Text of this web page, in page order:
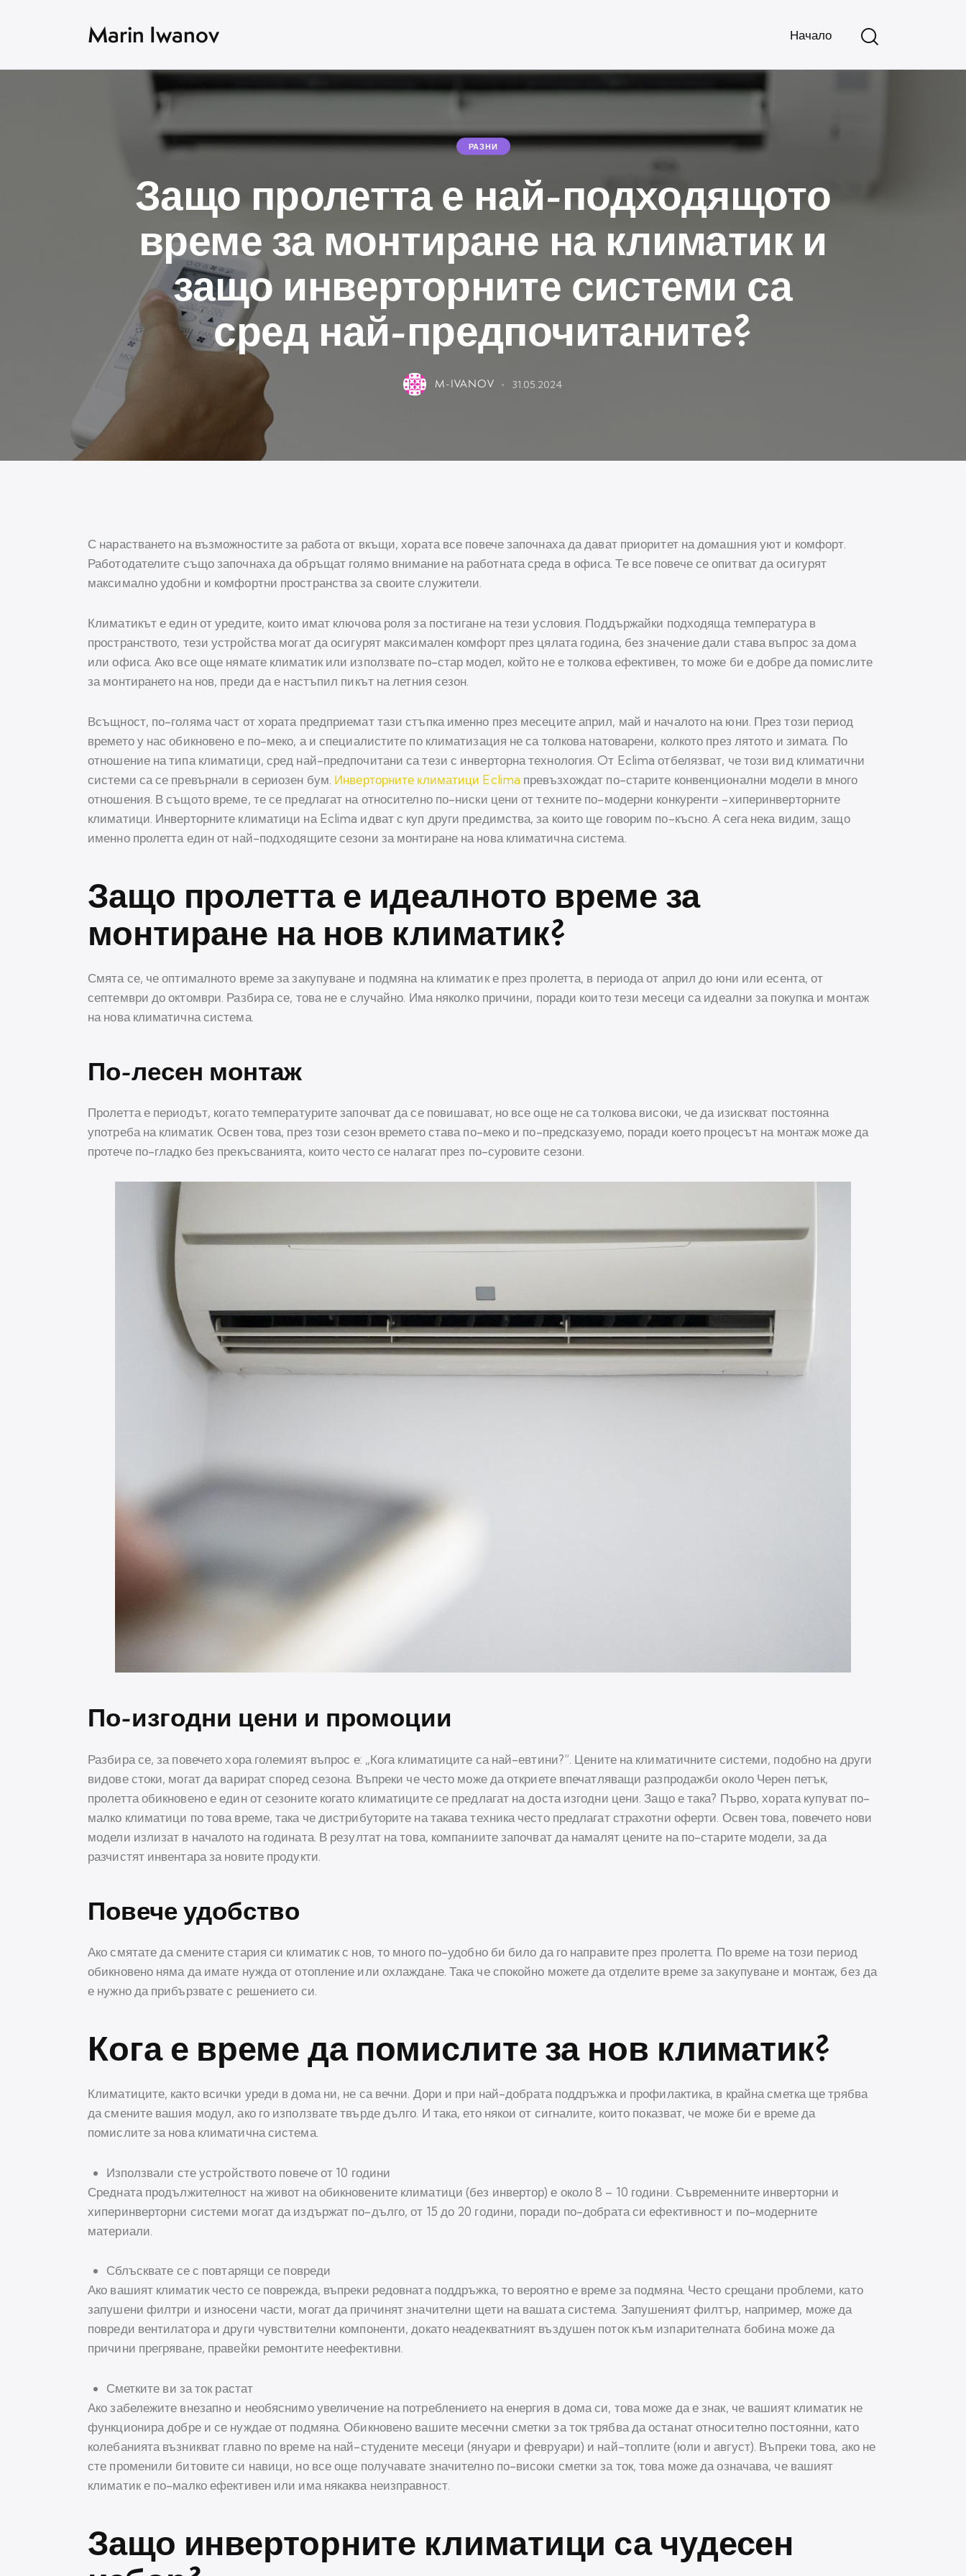
Marin Iwanov Начало
РАЗНИ
Защо пролетта е най-подходящото
време за монтиране на климатик и
защо инверторните системи са
сред най-предпочитаните?
M-IVANOV 31.05.2024
С нарастването на възможностите за работа от вкъщи, хората все повече започнаха да дават приоритет на домашния уют и комфорт.
Работодателите също започнаха да обръщат голямо внимание на работната среда в офиса. Те все повече се опитват да осигурят
максимално удобни и комфортни пространства за своите служители.
Климатикът е един от уредите, които имат ключова роля за постигане на тези условия. Поддържайки подходяща температура в
пространството, тези устройства могат да осигурят максимален комфорт през цялата година, без значение дали става въпрос за дома
или офиса. Ако все още нямате климатик или използвате по-стар модел, който не е толкова ефективен, то може би е добре да помислите
за монтирането на нов, преди да е настъпил пикът на летния сезон.
Всъщност, по-голяма част от хората предприемат тази стъпка именно през месеците април, май и началото на юни. През този период
времето у нас обикновено е по-меко, а и специалистите по климатизация не са толкова натоварени, колкото през лятото и зимата. По
отношение на типа климатици, сред най-предпочитани са тези с инверторна технология. Oт Eclima отбелязват, че този вид климатични
системи са се превърнали в сериозен бум. Инверторните климатици Eclima превъзхождат по-старите конвенционални модели в много
отношения. В същото време, те се предлагат на относително по-ниски цени от техните по-модерни конкуренти -хиперинверторните
климатици. Инверторните климатици на Eclima идват с куп други предимства, за които ще говорим по-късно. А сега нека видим, защо
именно пролетта един от най-подходящите сезони за монтиране на нова климатична система.
Защо пролетта е идеалното време за
монтиране на нов климатик?
Смята се, че оптималното време за закупуване и подмяна на климатик е през пролетта, в периода от април до юни или есента, от
септември до октомври. Разбира се, това не е случайно. Има няколко причини, поради които тези месеци са идеални за покупка и монтаж
на нова климатична система.
По-лесен монтаж
Пролетта е периодът, когато температурите започват да се повишават, но все още не са толкова високи, че да изискват постоянна
употреба на климатик. Освен това, през този сезон времето става по-меко и по-предсказуемо, поради което процесът на монтаж може да
протече по-гладко без прекъсванията, които често се налагат през по-суровите сезони.
По-изгодни цени и промоции
Разбира се, за повечето хора големият въпрос е: „Кога климатиците са най-евтини?“. Цените на климатичните системи, подобно на други
видове стоки, могат да варират според сезона. Въпреки че често може да откриете впечатляващи разпродажби около Черен петък,
пролетта обикновено е един от сезоните когато климатиците се предлагат на доста изгодни цени. Защо е така? Първо, хората купуват по-
малко климатици по това време, така че дистрибуторите на такава техника често предлагат страхотни оферти. Освен това, повечето нови
модели излизат в началото на годината. В резултат на това, компаниите започват да намалят цените на по-старите модели, за да
разчистят инвентара за новите продукти.
Повече удобство
Ако смятате да смените стария си климатик с нов, то много по-удобно би било да го направите през пролетта. По време на този период
обикновено няма да имате нужда от отопление или охлаждане. Така че спокойно можете да отделите време за закупуване и монтаж, без да
е нужно да прибързвате с решението си.
Кога е време да помислите за нов климатик?
Климатиците, както всички уреди в дома ни, не са вечни. Дори и при най-добрата поддръжка и профилактика, в крайна сметка ще трябва
да смените вашия модул, ако го използвате твърде дълго. И така, ето някои от сигналите, които показват, че може би е време да
помислите за нова климатична система.
Използвали сте устройството повече от 10 години
Средната продължителност на живот на обикновените климатици (без инвертор) е около 8 – 10 години. Съвременните инверторни и
хиперинверторни системи могат да издържат по-дълго, от 15 до 20 години, поради по-добрата си ефективност и по-модерните
материали.
Сблъсквате се с повтарящи се повреди
Ако вашият климатик често се поврежда, въпреки редовната поддръжка, то вероятно е време за подмяна. Често срещани проблеми, като
запушени филтри и износени части, могат да причинят значителни щети на вашата система. Запушеният филтър, например, може да
повреди вентилатора и други чувствителни компоненти, докато неадекватният въздушен поток към изпарителната бобина може да
причини прегряване, правейки ремонтите неефективни.
Сметките ви за ток растат
Ако забележите внезапно и необяснимо увеличение на потреблението на енергия в дома си, това може да е знак, че вашият климатик не
функционира добре и се нуждае от подмяна. Обикновено вашите месечни сметки за ток трябва да останат относително постоянни, като
колебанията възникват главно по време на най-студените месеци (януари и февруари) и най-топлите (юли и август). Въпреки това, ако не
сте променили битовите си навици, но все още получавате значително по-високи сметки за ток, това може да означава, че вашият
климатик е по-малко ефективен или има някаква неизправност.
Защо инверторните климатици са чудесен